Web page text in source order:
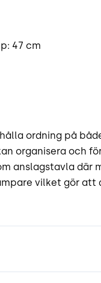
47 cm
ordning på
organisera och
anslagstavla där
vilket gör att